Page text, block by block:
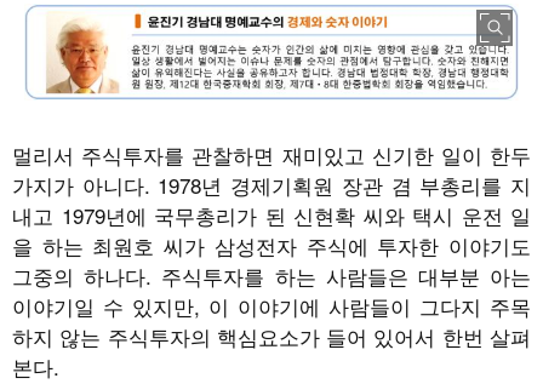
멀리서 주식투자를 관찰하면 재미있고 신기한 일이 한두
가지가 아니다. 1978년 경제기획원 장관 겸 부총리를 지
내고 1979년에 국무총리가 된 신현확 씨와 택시 운전 일
을 하는 최원호 씨가 삼성전자 주식에 투자한 이야기도
그중의 하나다. 주식투자를 하는 사람들은 대부분 아는
이야기일 수 있지만, 이 이야기에 사람들이 그다지 주목
하지 않는 주식투자의 핵심요소가 들어 있어서 한번 살펴
본다.